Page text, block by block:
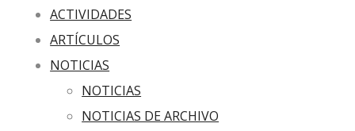
ACTIVIDADES
ARTÍCULOS
NOTICIAS
NOTICIAS
NOTICIAS DE ARCHIVO